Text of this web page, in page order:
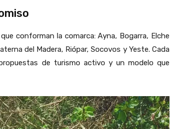
conforman la comarca:Ayna, Bogarra, Elche
del Madera, Riópar,Socovos y Yeste. Cada
de turismo activo y un modelo que